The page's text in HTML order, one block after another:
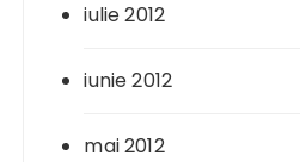
iulie 2012
iunie 2012
mai 2012